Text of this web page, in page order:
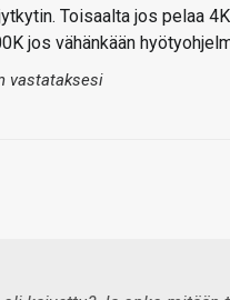
Toisaalta jos pelaa
jos vähänkään
vastataksesi